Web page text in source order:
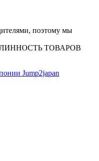
поэтому мы
ТОВАРОВ